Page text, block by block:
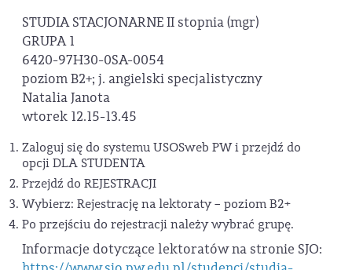
STUDIA STACJONARNE II stopnia (mgr)
GRUPA 1
6420-97H30-0SA-0054
poziom B2+; j. angielski specjalistyczny
Natalia Janota
wtorek 12.15-13.45
Zaloguj się do systemu USOSweb PW i przejdź do
opcji DLA STUDENTA
Przejdź do REJESTRACJI
Wybierz: Rejestrację na lektoraty – poziom B2+
Po przejściu do rejestracji należy wybrać grupę.
Informacje dotyczące lektoratów na stronie SJO: